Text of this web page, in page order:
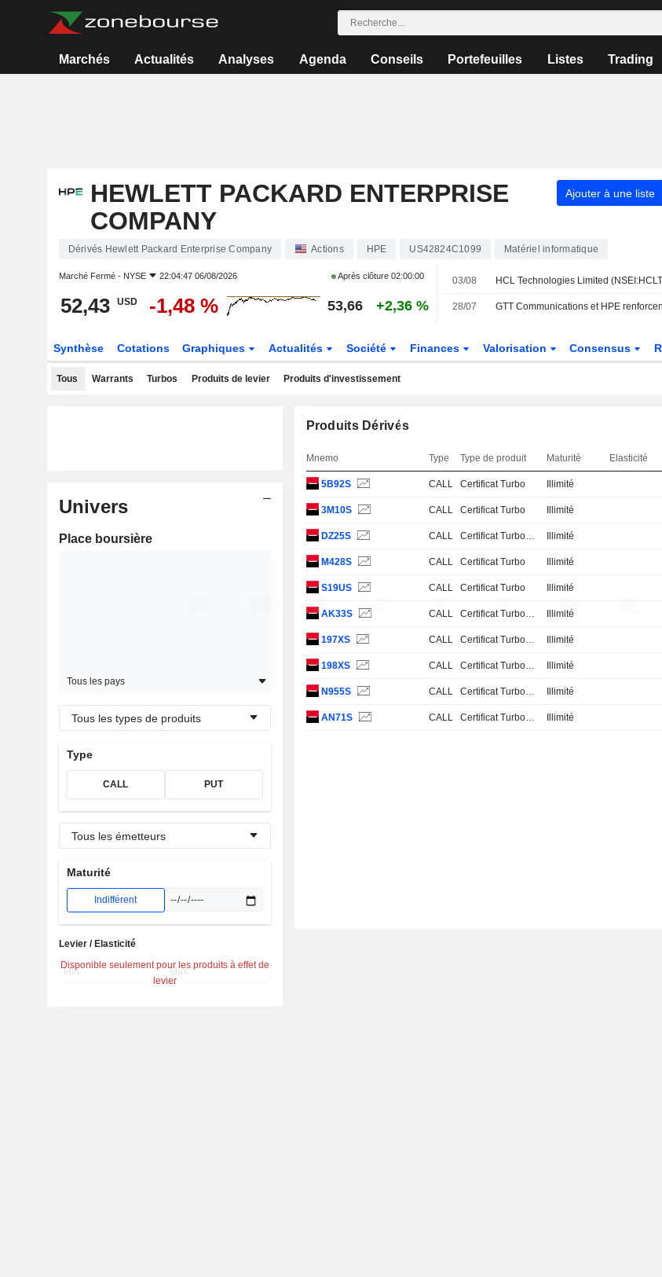
Marchés Actualités Analyses Agenda Conseils Portefeuilles Listes Trading
HEWLETT PACKARD ENTERPRISE
COMPANY
Ajouter à une liste
Dérivés Hewlett Packard Enterprise Company Actions HPE US42824C1099 Matériel informatique
Marché Fermé - NYSE 22:04:47 06/08/2026 Après clôture02:00:00
52,43 USD -1,48 % 53,66 +2,36 %
03/08
28/07
Synthèse Cotations Graphiques Actualités Société Finances Valorisation Consensus
Tous Warrants Turbos Produits de levier Produits d'investissement
Univers
Place boursière
Tous les pays
Tous les types de produits
Type
CALL PUT
Tous les émetteurs
Maturité
Indifférent
Disponible seulement pour les produits à effet de
levier
Levier / Elasticité
Produits Dérivés
Mnemo Type Type de produit Maturité Elasticité
5B92S CALL Certificat Turbo Illimité
3M10S CALL Certificat Turbo Illimité
DZ25S CALL Certificat Turbo Stop Loss Illimité
M428S CALL Certificat Turbo Illimité
S19US CALL Certificat Turbo Illimité
AK33S CALL Certificat Turbo Stop Loss Illimité
197XS CALL Certificat Turbo Stop Loss Illimité
198XS CALL Certificat Turbo Stop Loss Illimité
N955S CALL Certificat Turbo Stop Loss Illimité
AN71S CALL Certificat Turbo Stop Loss Illimité